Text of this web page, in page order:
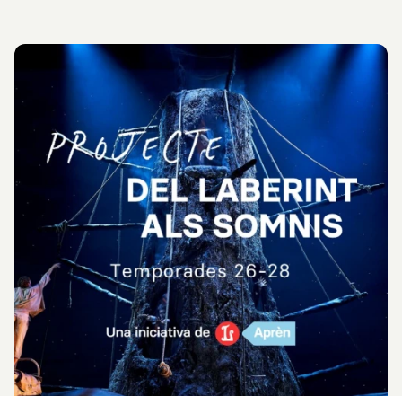
detallats de la proposta, els compromisos que heu de prendre
com a centre educatiu per participar-hi, així com el cronograma
2027.